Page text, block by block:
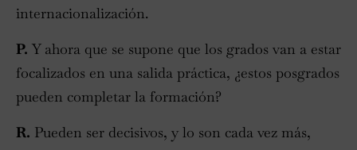
internacionalización.
P. Y ahora que se supone que los grados van a estar
focalizados en una salida práctica, ¿estos posgrados
pueden completar la formación?
R. Pueden ser decisivos, y lo son cada vez más,